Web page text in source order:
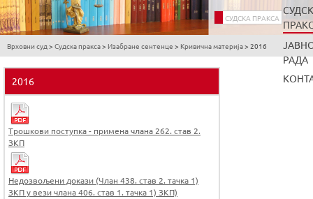
РАДА
СУДСКА ПРАКСА
You
are
here
Врховни суд > Судска пракса> Изабране сентенце > Кривична материја> 2016
2016
Трошкови поступка - примена члана 262. став 2.
ЗКП
Недозвољени докази (Члан 438. став 2. тачка 1)
ЗКП у вези члана 406. став 1. тачка 1) ЗКП)